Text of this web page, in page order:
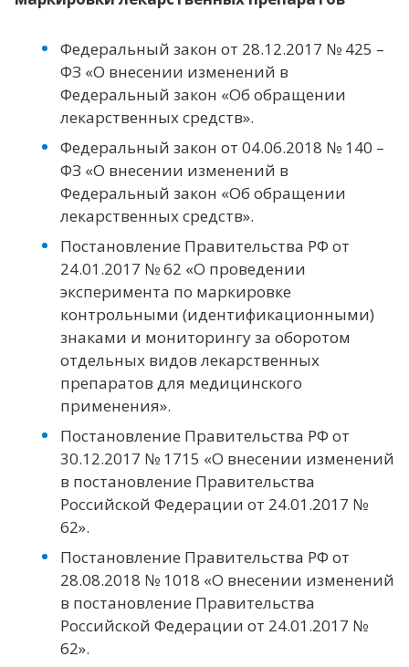
Федеральный закон от 28.12.2017 № 425 –
ФЗ «О внесении изменений в
Федеральный закон «Об обращении
лекарственных средств».
Федеральный закон от 04.06.2018 № 140 –
ФЗ «О внесении изменений в
Федеральный закон «Об обращении
лекарственных средств».
Постановление Правительства РФ от
24.01.2017 № 62 «О проведении
эксперимента по маркировке
контрольными (идентификационными)
знаками и мониторингу за оборотом
отдельных видов лекарственных
препаратов для медицинского
применения».
Постановление Правительства РФ от
30.12.2017 № 1715 «О внесении изменений
в постановление Правительства
Российской Федерации от 24.01.2017 №
62».
Постановление Правительства РФ от
28.08.2018 № 1018 «О внесении изменений
в постановление Правительства
Российской Федерации от 24.01.2017 №
62».